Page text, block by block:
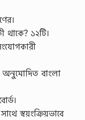
থাকে? ১২টি।
অনুমোদিত বাংলা
স্বয়ংক্রিয়ভাবে